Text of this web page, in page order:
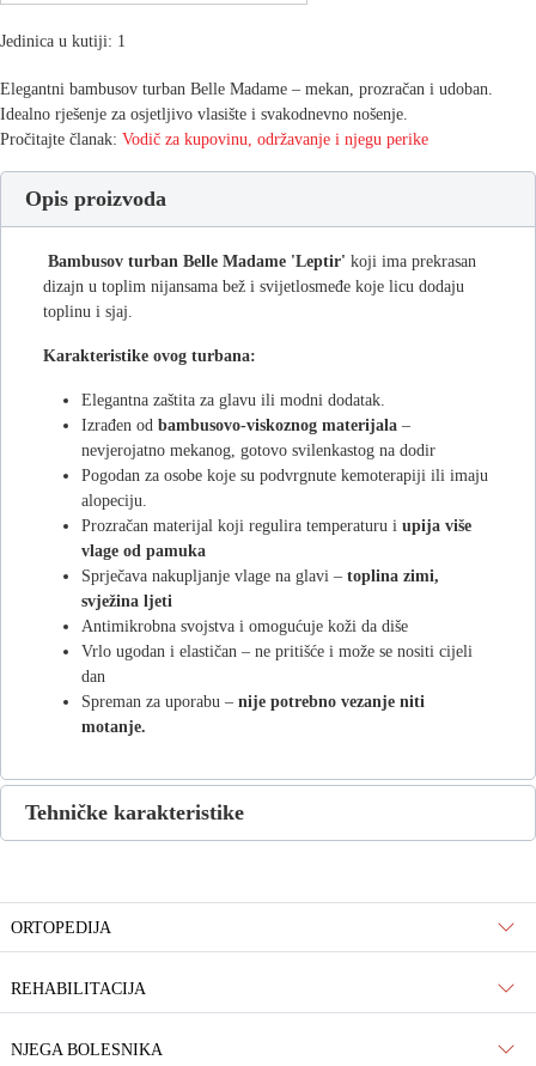
ORTOPEDIJA
REHABILITACIJA
NJEGA BOLESNIKA
Jedinica u kutiji: 1
Elegantni bambusov turban Belle Madame – mekan, prozračan i udoban.
Idealno rješenje za osjetljivo vlasište i svakodnevno nošenje.
Pročitajte članak: Vodič za kupovinu, održavanje i njegu perike
Opis proizvoda
Bambusov turban Belle Madame 'Leptir' koji ima prekrasan
dizajn u toplim nijansama bež i svijetlosmeđe koje licu dodaju
toplinu i sjaj.
Karakteristike ovog turbana:
Elegantna zaštita za glavu ili modni dodatak.
Izrađen od bambusovo-viskoznog materijala –
nevjerojatno mekanog, gotovo svilenkastog na dodir
Pogodan za osobe koje su podvrgnute kemoterapiji ili imaju
alopeciju.
Prozračan materijal koji regulira temperaturu i upija više
vlage od pamuka
Sprječava nakupljanje vlage na glavi – toplina zimi,
svježina ljeti
Antimikrobna svojstva i omogućuje koži da diše
Vrlo ugodan i elastičan – ne pritišće i može se nositi cijeli
dan
Spreman za uporabu – nije potrebno vezanje niti
motanje.
Tehničke karakteristike